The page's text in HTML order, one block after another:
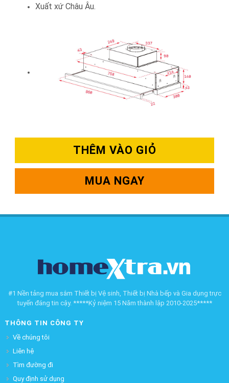
Xuất xứ Châu Âu.
THÊM VÀO GIỎ
MUA NGAY
#1 Nền tảng mua sắm Thiết bị Vệ sinh, Thiết bị Nhà bếp và Gia dụng trực
tuyến đáng tin cậy. *****Kỷ niệm 15 Năm thành lập 2010-2025*****
THÔNG TIN CÔNG TY
Về chúng tôi
Liên hệ
Tìm đường đi
Quy định sử dụng